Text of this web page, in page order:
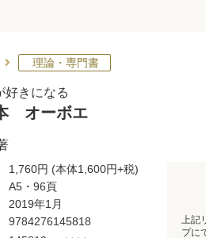
理論・専門書
好きになる
オーボエ
1,760円 (本体1,600円+税)
A5・96頁
2019年1月
9784276145818
上記
プに